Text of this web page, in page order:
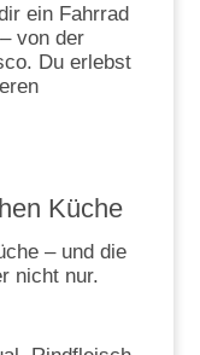
ein Fahrrad
von der
Du erlebst
Küche
– und die
nicht nur.